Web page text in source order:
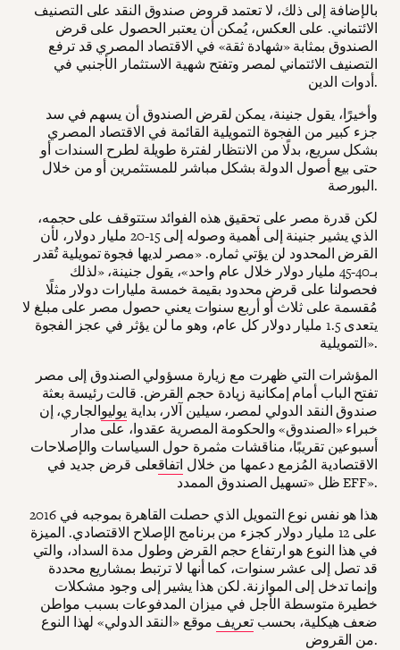
بالإضافة إلى ذلك، لا تعتمد قروض صندوق النقد على التصنيف
الائتماني. على العكس، يُمكن أن يعتبر الحصول على قرض
الصندوق بمثابة «شهادة ثقة» في الاقتصاد المصري قد ترفع
التصنيف الائتماني لمصر وتفتح شهية الاستثمار الأجنبي في
أدوات الدين.
وأخيرًا، يقول جنينة، يمكن لقرض الصندوق أن يسهم في سد
جزء كبير من الفجوة التمويلية القائمة في الاقتصاد المصري
بشكل سريع، بدلًا من الانتظار لفترة طويلة لطرح السندات أو
حتى بيع أصول الدولة بشكل مباشر للمستثمرين أو من خلال
البورصة.
لكن قدرة مصر على تحقيق هذه الفوائد ستتوقف على حجمه،
الذي يشير جنينة إلى أهمية وصوله إلى 15-20 مليار دولار، لأن
القرض المحدود لن يؤتي ثماره. «مصر لديها فجوة تمويلية تُقدر
بـ40-45 مليار دولار خلال عام واحد»، يقول جنينة، «لذلك
فحصولنا على قرض محدود بقيمة خمسة مليارات دولار مثلًا
مُقسمة على ثلاث أو أربع سنوات يعني حصول مصر على مبلغ لا
يتعدى 1.5 مليار دولار كل عام، وهو ما لن يؤثر في عجز الفجوة
التمويلية».
المؤشرات التي ظهرت مع زيارة مسؤولي الصندوق إلى مصر
تفتح الباب أمام إمكانية زيادة حجم القرض. قالت رئيسة بعثة
صندوق النقد الدولي لمصر، سيلين آلار، بداية يوليوالجاري، إن
خبراء «الصندوق» والحكومة المصرية عقدوا، على مدار
أسبوعين تقريبًا، مناقشات مثمرة حول السياسات والإصلاحات
الاقتصادية المُزمع دعمها من خلال اتفاقعلى قرض جديد في
ظل «تسهيل الصندوق الممدد EFF».
هذا هو نفس نوع التمويل الذي حصلت القاهرة بموجبه في 2016
على 12 مليار دولار كجزء من برنامج الإصلاح الاقتصادي. الميزة
في هذا النوع هو ارتفاع حجم القرض وطول مدة السداد، والتي
قد تصل إلى عشر سنوات، كما أنها لا ترتبط بمشاريع محددة
وإنما تدخل إلى الموازنة. لكن هذا يشير إلى وجود مشكلات
خطيرة متوسطة الأجل في ميزان المدفوعات بسبب مواطن
ضعف هيكلية، بحسبتعريف موقع «النقد الدولي» لهذا النوع
من القروض.